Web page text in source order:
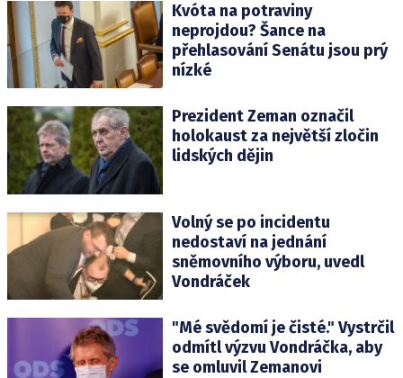
Kvóta na potraviny
neprojdou? Šance na
přehlasování Senátu jsou prý
nízké
Prezident Zeman označil
holokaust za největší zločin
lidských dějin
Volný se po incidentu
nedostaví na jednání
sněmovního výboru, uvedl
Vondráček
"Mé svědomí je čisté." Vystrčil
odmítl výzvu Vondráčka, aby
se omluvil Zemanovi